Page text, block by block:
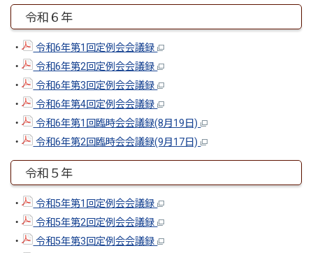
令和６年
・
令和6年第1回定例会会議録
・
令和6年第2回定例会会議録
・
令和6年第3回定例会会議録
・
令和6年第4回定例会会議録
・
令和6年第1回臨時会会議録(8月19日)
・
令和6年第2回臨時会会議録(9月17日)
令和５年
・
令和5年第1回定例会会議録
・
令和5年第2回定例会会議録
・
令和5年第3回定例会会議録